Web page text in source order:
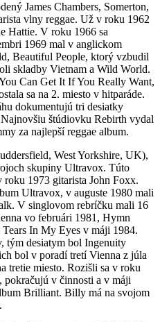
James Chambers, Somerton,
vlny reggae. Už v roku 1962
Hattie. V roku 1966 sa
1969 mal v anglickom
Beautiful People, ktorý vzbudil
skladby Vietnam a Wild World.
Can Get It If You Really Want,
sa na 2. miesto v hitparáde.
dokumentujú tri desiatky
štúdiovku Rebirth vydal
za najlepší reggae album.
West Yorkshire, UK),
skupiny Ultravox. Túto
1973 gitarista John Foxx.
Ultravox, v auguste 1980 mali
V singlovom rebríčku mali 16
vo februári 1981, Hymn
In My Eyes v máji 1984.
tým desiatym bol Ingenuity
bol v poradí tretí Vienna z júla
tretie miesto. Rozišli sa v roku
pokračujú v činnosti a v máji
Brilliant. Billy má na svojom